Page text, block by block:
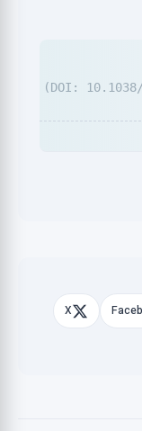
(DOI:
X